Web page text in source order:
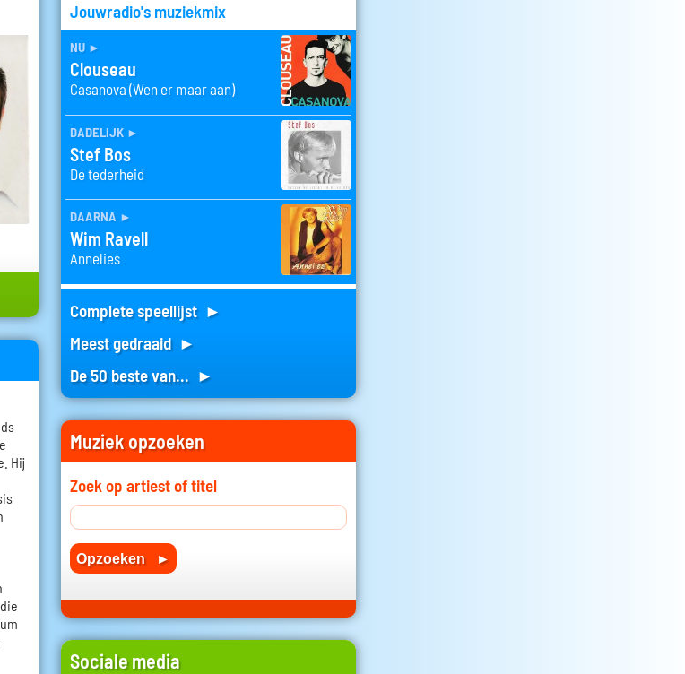
Hij
Jouwradio's muziekmix
nu ►
Clouseau
Casanova (Wen er maar aan)
dadelijk ►
Stef Bos
De tederheid
daarna ►
Wim Ravell
Annelies
Complete speellijst ►
Meest gedraaid ►
De 50 beste van... ►
Muziek opzoeken
Zoek op artiest of titel
Sociale media